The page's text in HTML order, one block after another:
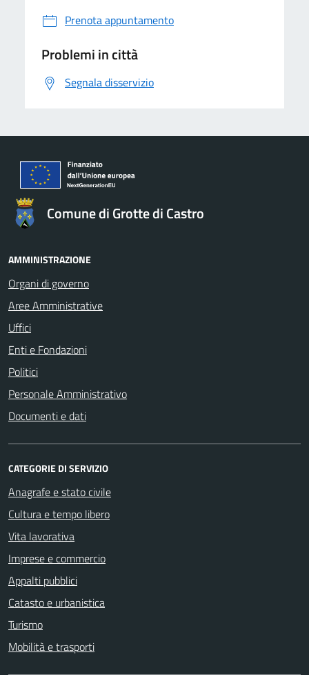
Prenota appuntamento
Problemi in città
Segnala disservizio
Comune di Grotte di Castro
AMMINISTRAZIONE
Organi di governo
Aree Amministrative
Uffici
Enti e Fondazioni
Politici
Personale Amministrativo
Documenti e dati
CATEGORIE DI SERVIZIO
Anagrafe e stato civile
Cultura e tempo libero
Vita lavorativa
Imprese e commercio
Appalti pubblici
Catasto e urbanistica
Turismo
Mobilità e trasporti